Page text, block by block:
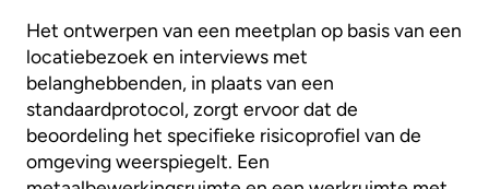
Het ontwerpen van een meetplan op basis van een
locatiebezoek en interviews met
belanghebbenden, in plaats van een
standaardprotocol, zorgt ervoor dat de
beoordeling het specifieke risicoprofiel van de
omgeving weerspiegelt. Een